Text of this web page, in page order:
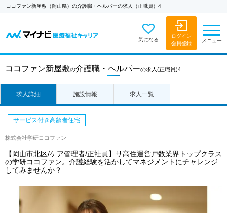
ココファン新屋敷（岡山県）の介護職・ヘルパーの求人（正職員）4
気になる
ログイン
会員登録
メニュー
ココファン新屋敷の介護職・ヘルパーの求人 (正職員)4
求人詳細 施設情報 求人一覧
サービス付き高齢者住宅
株式会社学研ココファン
【岡山市北区/ケア管理者/正社員】サ高住運営戸数業界トップクラス
の学研ココファン。介護経験を活かしてマネジメントにチャレンジ
してみませんか？